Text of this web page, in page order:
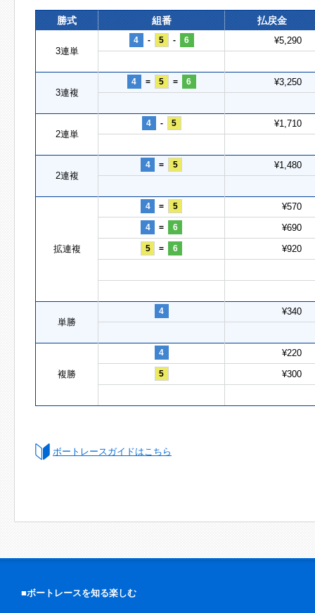
勝式 組番 払戻金
3連単
4 - 5 - 6 ¥5,290
3連複
4 = 5 = 6 ¥3,250
2連単
4 - 5 ¥1,710
2連複
4 = 5 ¥1,480
拡連複
4 = 5 ¥570
4 = 6 ¥690
5 = 6 ¥920
単勝
4 ¥340
複勝
4 ¥220
5 ¥300
ボートレースガイドはこちら
■ボートレースを知る楽しむ